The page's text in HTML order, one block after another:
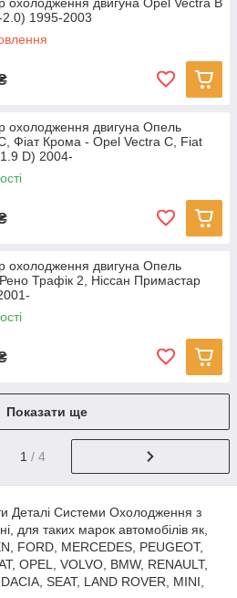
1995-2003
охолодження двигуна Опель
Фіат Крома - Opel Vectra C, Fiat
D) 2004-
охолодження двигуна Опель
Трафік 2, Ніссан Примастар
Показати ще
1 / 4
Деталі Системи Охолодження з
для таких марок автомобілів як,
FORD, MERCEDES, PEUGEOT,
OPEL, VOLVO, BMW, RENAULT,
SEAT, LAND ROVER, MINI,